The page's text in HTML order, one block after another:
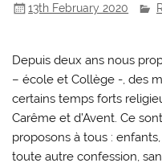
13th February 2020
Depuis deux ans nous
– école et Collège -, des
certains temps forts
Carême et d’Avent. Ce
proposons à tous :
toute autre confession,